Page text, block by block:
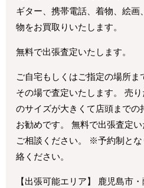
ギター、携帯電話、着物、絵画
物をお買取りいたします。
無料で出張査定いたします。
ご自宅もしくはご指定の場所ま
その場で査定いたします。 売
のサイズが大きくて店頭までの
お勧めです。 無料で出張査定
ご相談ください。 ※予約制と
絡ください。
【出張可能エリア】 鹿児島市